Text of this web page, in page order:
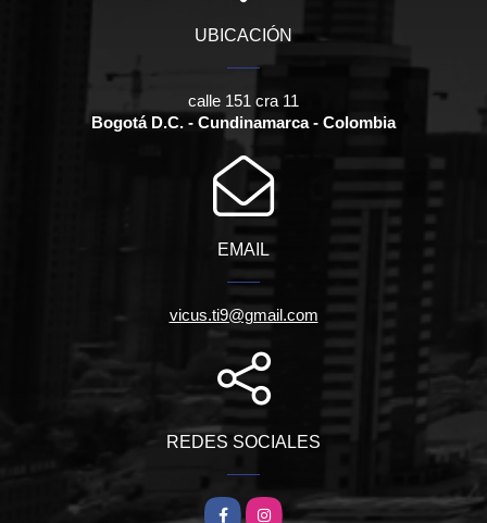
UBICACIÓN
calle 151 cra 11
Bogotá D.C. - Cundinamarca - Colombia
EMAIL
vicus.ti9@gmail.com
REDES SOCIALES
FacebookInstagram